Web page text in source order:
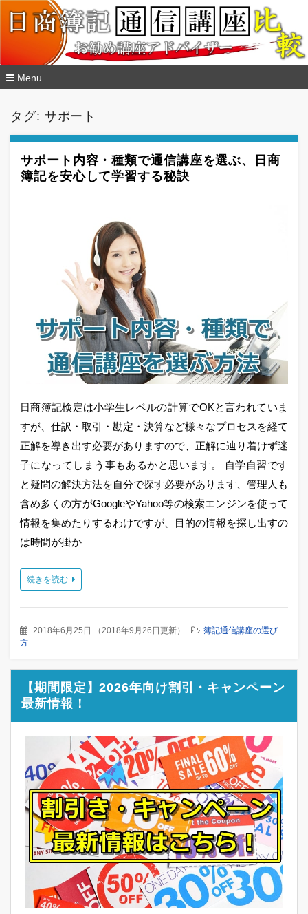
Menu
タグ: サポート
サポート内容・種類で通信講座を選ぶ、日商
簿記を安心して学習する秘訣
日商簿記検定は小学生レベルの計算でOKと言われていま
すが、仕訳・取引・勘定・決算など様々なプロセスを経て
正解を導き出す必要がありますので、正解に辿り着けず迷
子になってしまう事もあるかと思います。 自学自習です
と疑問の解決方法を自分で探す必要があります、管理人も
含め多くの方がGoogleやYahoo等の検索エンジンを使って
情報を集めたりするわけですが、目的の情報を探し出すの
は時間が掛か
続きを読む
2018年6月25日 （2018年9月26日更新）
簿記通信講座の選び
方
【期間限定】2026年向け割引・キャンペーン
最新情報！